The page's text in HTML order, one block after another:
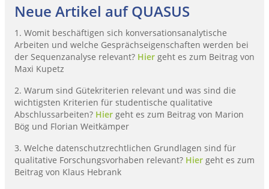
Neue Artikel auf QUASUS
1. Womit beschäftigen sich konversationsanalytische
Arbeiten und welche Gesprächseigenschaften werden bei
der Sequenzanalyse relevant? Hier geht es zum Beitrag von
Maxi Kupetz
2. Warum sind Gütekriterien relevant und was sind die
wichtigsten Kriterien für studentische qualitative
Abschlussarbeiten? Hier geht es zum Beitrag von Marion
Bög und Florian Weitkämper
3. Welche datenschutzrechtlichen Grundlagen sind für
qualitative Forschungsvorhaben relevant? Hier geht es zum
Beitrag von Klaus Hebrank